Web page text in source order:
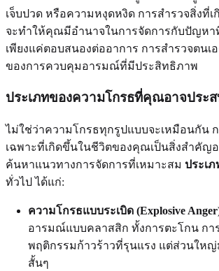
เจ็บปวด หรือความหงุดหงิด การสำรวจสิ่งที่
จะทำให้คุณมีอำนาจในการจัดการกับปัญหา
เพียงแค่ตอบสนองต่ออาการ การสำรวจตนเ
ของการควบคุมอารมณ์ที่มีประสิทธิภาพ
ประเภทของความโกรธที่คุณอาจประ
ไม่ใช่ว่าความโกรธทุกรูปแบบจะเหมือนกัน
เฉพาะที่เกิดขึ้นในชีวิตของคุณเป็นสิ่งสำคัญอ
ค้นหาแนวทางการจัดการที่เหมาะสม ประเ
ทั่วไป ได้แก่:
ความโกรธแบบระเบิด (Explosive
อารมณ์แบบคลาสสิก ทั้งการตะโกน กา
พฤติกรรมก้าวร้าวที่รุนแรง แต่ส่วนใหญ่
สั้นๆ